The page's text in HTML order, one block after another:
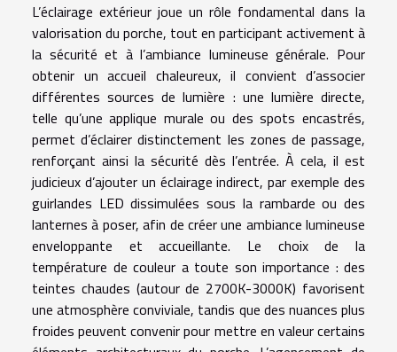
L’éclairage extérieur joue un rôle fondamental dans la
valorisation du porche, tout en participant activement à
la sécurité et à l’ambiance lumineuse générale. Pour
obtenir un accueil chaleureux, il convient d’associer
différentes sources de lumière : une lumière directe,
telle qu’une applique murale ou des spots encastrés,
permet d’éclairer distinctement les zones de passage,
renforçant ainsi la sécurité dès l’entrée. À cela, il est
judicieux d’ajouter un éclairage indirect, par exemple des
guirlandes LED dissimulées sous la rambarde ou des
lanternes à poser, afin de créer une ambiance lumineuse
enveloppante et accueillante. Le choix de la
température de couleur a toute son importance : des
teintes chaudes (autour de 2700K-3000K) favorisent
une atmosphère conviviale, tandis que des nuances plus
froides peuvent convenir pour mettre en valeur certains